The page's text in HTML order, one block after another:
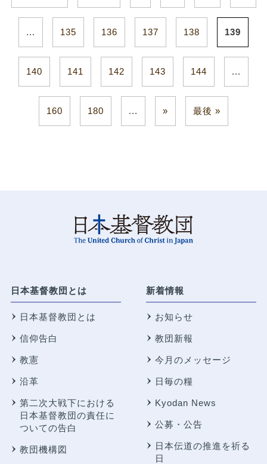
... 135 136 137 138 139
140 141 142 143 144 ...
160 180 ... » 最後 »
日本基督教団とは
日本基督教団とは
信仰告白
教憲
沿革
第二次大戦下における
日本基督教団の責任に
ついての告白
教団機構図
新着情報
お知らせ
教団新報
今月のメッセージ
日毎の糧
Kyodan News
公募・公告
日本伝道の推進を祈る
日